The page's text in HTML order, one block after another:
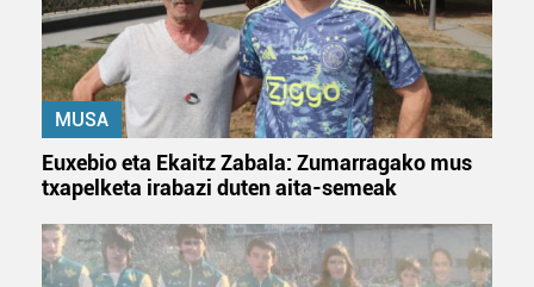
MUSA
Euxebio eta Ekaitz Zabala: Zumarragako mus
txapelketa irabazi duten aita-semeak